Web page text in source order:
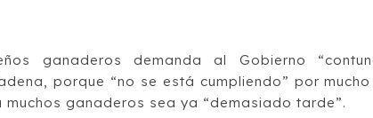
ganaderos demanda al Gobierno
porque “no se está cumpliendo” por
ganaderos sea ya “demasiado tarde”.